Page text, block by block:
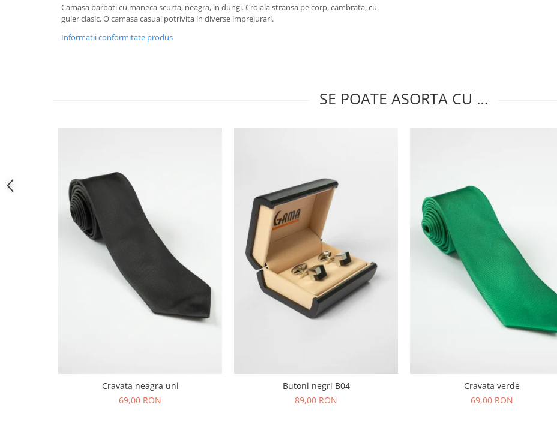
Camasa barbati cu maneca scurta, neagra, in dungi. Croiala stransa pe corp, cambrata, cu
guler clasic. O camasa casual potrivita in diverse imprejurari.
Informatii conformitate produs
SE POATE ASORTA CU …
Cravata neagra uni
69,00 RON
Butoni negri B04
89,00 RON
Cravata verde
69,00 RON